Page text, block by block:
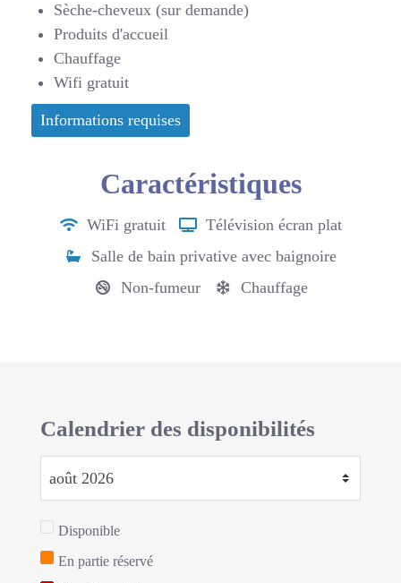
Sèche-cheveux (sur demande)
Produits d'accueil
Chauffage
Wifi gratuit
Informations requises
Caractéristiques
WiFi gratuit
Télévision écran plat
Salle de bain privative avec baignoire
Non-fumeur
Chauffage
Calendrier des disponibilités
Disponible
En partie réservé